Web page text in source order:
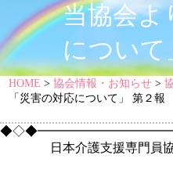
当協会よ
について
HOME >協会情報・お知らせ >
「災害の対応について」 第２報
日本介護支援専門員協会
第２